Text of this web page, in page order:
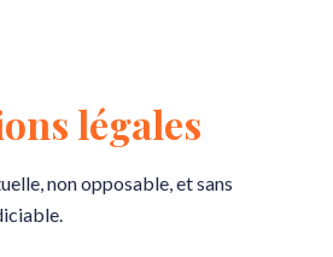
légales
non opposable, et sans